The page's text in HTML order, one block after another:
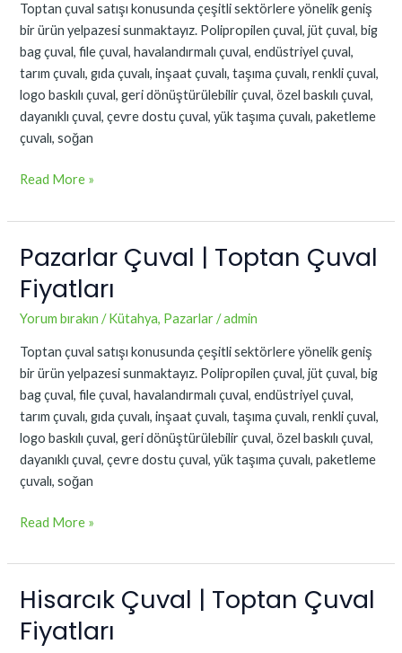
Toptan çuval satışı konusunda çeşitli sektörlere yönelik geniş
bir ürün yelpazesi sunmaktayız. Polipropilen çuval, jüt çuval, big
bag çuval, file çuval, havalandırmalı çuval, endüstriyel çuval,
tarım çuvalı, gıda çuvalı, inşaat çuvalı, taşıma çuvalı, renkli çuval,
logo baskılı çuval, geri dönüştürülebilir çuval, özel baskılı çuval,
dayanıklı çuval, çevre dostu çuval, yük taşıma çuvalı, paketleme
çuvalı, soğan
Çuval
Fiyatları
Read More »
Pazarlar Çuval | Toptan Çuval
Fiyatları
Yorum bırakın /Kütahya, Pazarlar/admin
Toptan çuval satışı konusunda çeşitli sektörlere yönelik geniş
bir ürün yelpazesi sunmaktayız. Polipropilen çuval, jüt çuval, big
bag çuval, file çuval, havalandırmalı çuval, endüstriyel çuval,
tarım çuvalı, gıda çuvalı, inşaat çuvalı, taşıma çuvalı, renkli çuval,
logo baskılı çuval, geri dönüştürülebilir çuval, özel baskılı çuval,
dayanıklı çuval, çevre dostu çuval, yük taşıma çuvalı, paketleme
çuvalı, soğan
Pazarlar
|
Toptan
Fiyatları
Read More »
Hisarcık Çuval | Toptan Çuval
Fiyatları
Hisarcık
|